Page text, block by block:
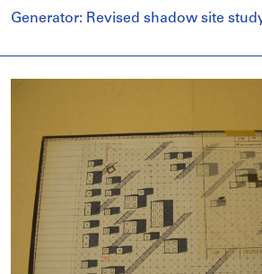
Generator: Revised shadow site